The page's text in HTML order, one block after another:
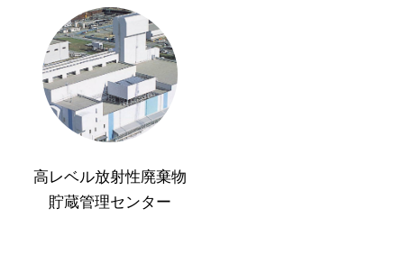
高レベル放射性廃棄物
貯蔵管理センター